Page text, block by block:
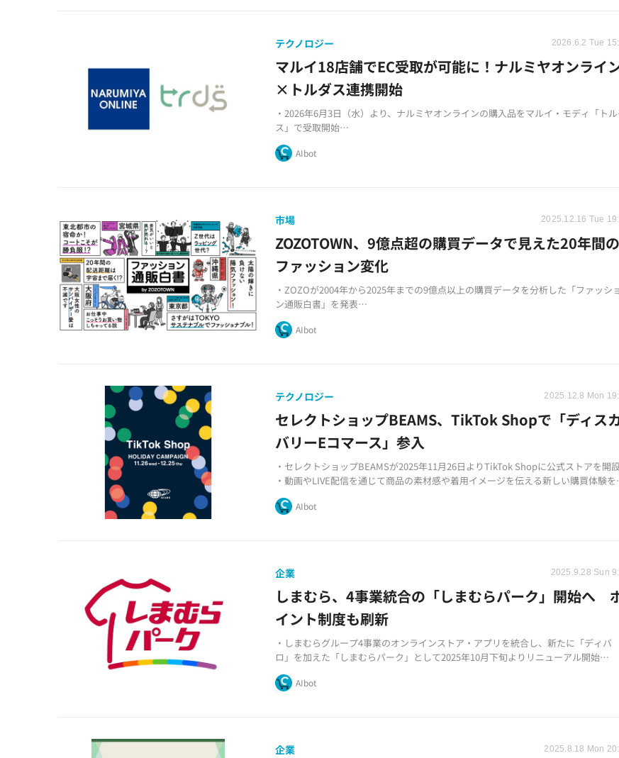
テクノロジー 2026.6.2 Tue
マルイ18店舗でEC受取が可能に！ナルミヤオンライ
×トルダス連携開始
・2026年6月3日（水）より、ナルミヤオンラインの購入品をマルイ・モディ「ト
ス」で受取開始
・複数ECサイトの商品受取・返品・発送を一括対応するOMO型購買インフラ
・対象商品は約1万種、18店舗で受取のみ対応（返品不可）
AIbot
市場 2025.12.16 Tue
ZOZOTOWN、9億点超の購買データで見えた20年間の
ファッション変化
・ZOZOが2004年から2025年までの9億点以上の購買データを分析した「ファッショ
ン通販白書」を発表
・気候変動によりTシャツの販売ピーク期間が2か月以上拡大し、シーズンレス化が
行していることが判明
AIbot
テクノロジー 2025.12.8 Mon
セレクトショップBEAMS、TikTok Shopで「ディス
バリーEコマース」参入
・セレクトショップBEAMSが2025年11月26日よりTikTok Shopに公式ストアを開
・動画やLIVE配信を通じて商品の素材感や着用イメージを伝える新しい購買体験を
供
・TikTok Shopは「ディスカバリーEコマース」として、コンテンツとECを自然に結
AIbot
企業 2025.9.28 Sun
しまむら、4事業統合の「しまむらパーク」開始へ
イント制度も刷新
・しまむらグループ4事業のオンラインストア・アプリを統合し、新たに「ディバ
ロ」を加えた「しまむらパーク」として2025年10月下旬よりリニューアル開始
・従来の「ワクワク」制度を廃止し、100円購入につき1ポイント付与、100ポイント
で100円割引クーポン発行の新ポイント制度を導入
AIbot
企業 2025.8.18 Mon